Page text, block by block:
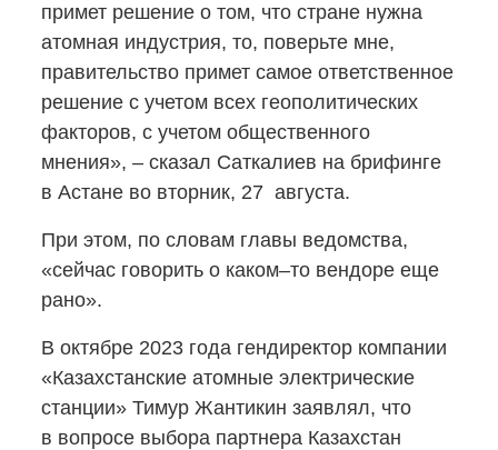
примет решение о том, что стране нужна
атомная индустрия, то, поверьте мне,
правительство примет самое ответственное
решение с учетом всех геополитических
факторов, с учетом общественного
мнения», – сказал Саткалиев на брифинге
в Астане во вторник, 27 августа.
При этом, по словам главы ведомства,
«сейчас говорить о каком–то вендоре еще
рано».
В октябре 2023 года гендиректор компании
«Казахстанские атомные электрические
станции» Тимур Жантикин заявлял, что
в вопросе выбора партнера Казахстан